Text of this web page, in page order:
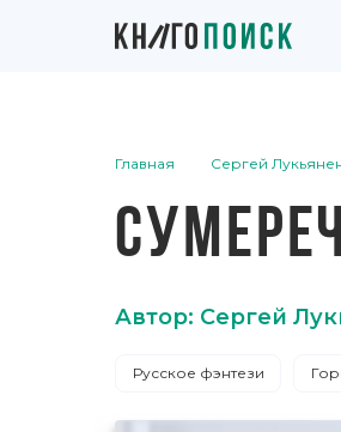
Главная Сергей
Автор: Сергей
Русское фэнтези